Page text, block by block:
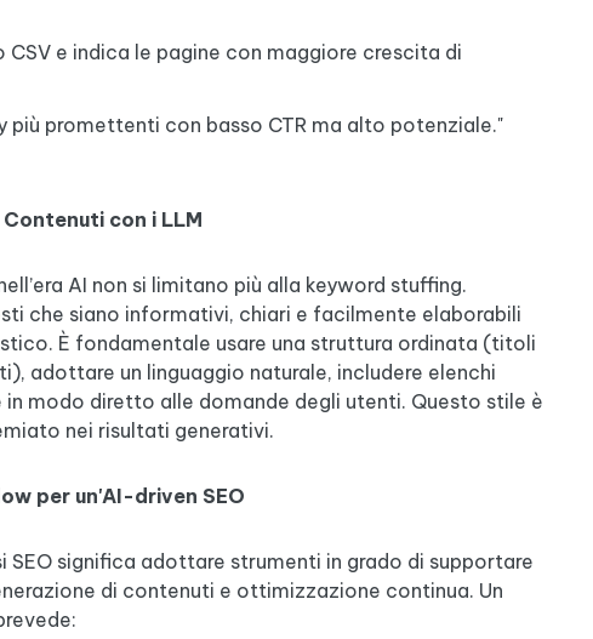
CSV e indica le pagine con maggiore crescita di
più promettenti con basso CTR ma alto potenziale."
con i LLM
AI non si limitano più alla keyword stuffing.
che siano informativi, chiari e facilmente elaborabili
È fondamentale usare una struttura ordinata (titoli
adottare un linguaggio naturale, includere elenchi
in modo diretto alle domande degli utenti. Questo stile è
nei risultati generativi.
per un'AI-driven SEO
SEO significa adottare strumenti in grado di supportare
di contenuti e ottimizzazione continua. Un